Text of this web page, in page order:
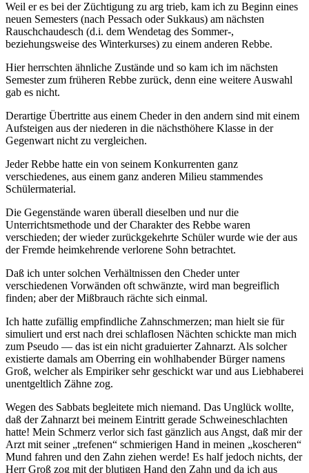
Weil er es bei der Züchtigung zu arg trieb, kam ich zu Beginn eines
neuen Semesters (nach Pessach oder Sukkaus) am nächsten
Rauschchaudesch (d.i. dem Wendetag des Sommer-,
beziehungsweise des Winterkurses) zu einem anderen Rebbe.
Hier herrschten ähnliche Zustände und so kam ich im nächsten
Semester zum früheren Rebbe zurück, denn eine weitere Auswahl
gab es nicht.
Derartige Übertritte aus einem Cheder in den andern sind mit einem
Aufsteigen aus der niederen in die nächsthöhere Klasse in der
Gegenwart nicht zu vergleichen.
Jeder Rebbe hatte ein von seinem Konkurrenten ganz
verschiedenes, aus einem ganz anderen Milieu stammendes
Schülermaterial.
Die Gegenstände waren überall dieselben und nur die
Unterrichtsmethode und der Charakter des Rebbe waren
verschieden; der wieder zurückgekehrte Schüler wurde wie der aus
der Fremde heimkehrende verlorene Sohn betrachtet.
Daß ich unter solchen Verhältnissen den Cheder unter
verschiedenen Vorwänden oft schwänzte, wird man begreiflich
finden; aber der Mißbrauch rächte sich einmal.
Ich hatte zufällig empfindliche Zahnschmerzen; man hielt sie für
simuliert und erst nach drei schlaflosen Nächten schickte man mich
zum Pseudo — das ist ein nicht graduierter Zahnarzt. Als solcher
existierte damals am Oberring ein wohlhabender Bürger namens
Groß, welcher als Empiriker sehr geschickt war und aus Liebhaberei
unentgeltlich Zähne zog.
Wegen des Sabbats begleitete mich niemand. Das Unglück wollte,
daß der Zahnarzt bei meinem Eintritt gerade Schweineschlachten
hatte! Mein Schmerz verlor sich fast gänzlich aus Angst, daß mir der
Arzt mit seiner „trefenen“ schmierigen Hand in meinen „koscheren“
Mund fahren und den Zahn ziehen werde! Es half jedoch nichts, der
Herr Groß zog mit der blutigen Hand den Zahn und da ich aus